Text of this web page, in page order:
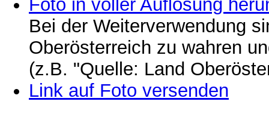
Foto in voller Auflösung
Bei der Weiterverwendung
Oberösterreich zu wahren
(z.B. "Quelle: Land
Link auf Foto versenden